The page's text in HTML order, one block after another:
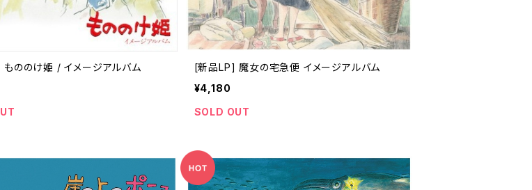
ののけ姫 / イメージアルバム
[新品LP] 魔女の宅急便 イメージアルバム
¥4,180
SOLD OUT